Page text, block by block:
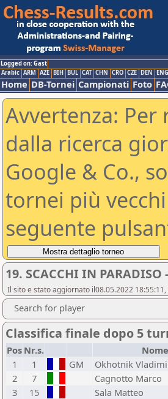
Logged on: Gast
Arabic ARM AZE BIH BUL CAT CHN CRO CZE DEN ENG
Home DB-Tornei Campionati Foto
Avvertenza:
dalla ricerca
Google & Co.,
tornei più
seguente
19. SCACCHI IN
Il sito e stato aggiornato il08.05.2022
Search for player
Classifica finale dopo 5
Pos Nr.s. Nome
1
1 GM Okhotnik
2
7 Cagnotto Marco
3
15 Sala Matteo